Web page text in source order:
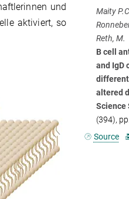
und
aktiviert, so
Maity
Reth, M.
B cell
and IgD
altered
Science
(394),
Source